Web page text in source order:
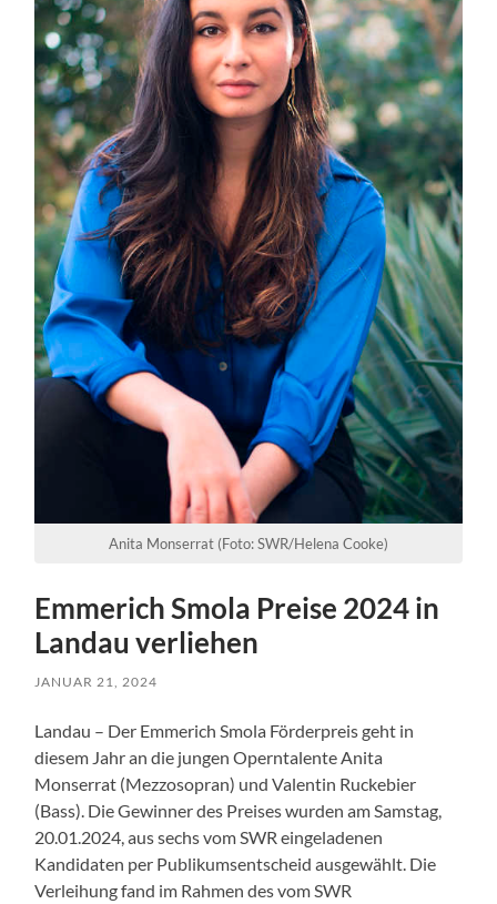
Anita Monserrat (Foto: SWR/Helena Cooke)
Emmerich Smola Preise 2024 in
Landau verliehen
JANUAR 21, 2024
Landau – Der Emmerich Smola Förderpreis geht in
diesem Jahr an die jungen Operntalente Anita
Monserrat (Mezzosopran) und Valentin Ruckebier
(Bass). Die Gewinner des Preises wurden am Samstag,
20.01.2024, aus sechs vom SWR eingeladenen
Kandidaten per Publikumsentscheid ausgewählt. Die
Verleihung fand im Rahmen des vom SWR